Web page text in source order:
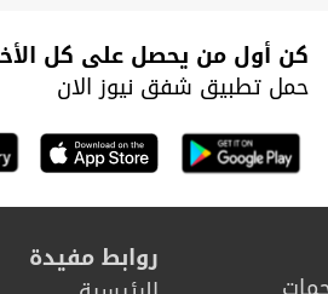
كن أول من يحصل على كل
حمل تطبيق شفق نيوز الان
روابط مفيدة